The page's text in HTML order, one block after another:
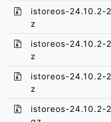
istoreos-24.10.2-
z
istoreos-24.10.2-
z
istoreos-24.10.2-
z
istoreos-24.10.2-